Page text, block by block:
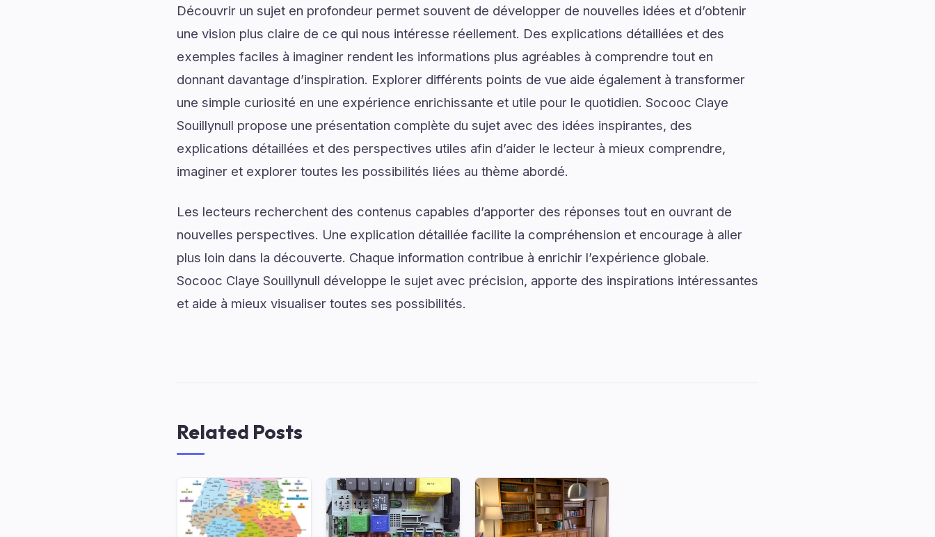
Découvrir un sujet en profondeur permet souvent de développer de nouvelles idées et d’obtenir
une vision plus claire de ce qui nous intéresse réellement. Des explications détaillées et des
exemples faciles à imaginer rendent les informations plus agréables à comprendre tout en
donnant davantage d’inspiration. Explorer différents points de vue aide également à transformer
une simple curiosité en une expérience enrichissante et utile pour le quotidien. Socooc Claye
Souillynull propose une présentation complète du sujet avec des idées inspirantes, des
explications détaillées et des perspectives utiles afin d’aider le lecteur à mieux comprendre,
imaginer et explorer toutes les possibilités liées au thème abordé.
Les lecteurs recherchent des contenus capables d’apporter des réponses tout en ouvrant de
nouvelles perspectives. Une explication détaillée facilite la compréhension et encourage à aller
plus loin dans la découverte. Chaque information contribue à enrichir l’expérience globale.
Socooc Claye Souillynull développe le sujet avec précision, apporte des inspirations intéressantes
et aide à mieux visualiser toutes ses possibilités.
Related Posts